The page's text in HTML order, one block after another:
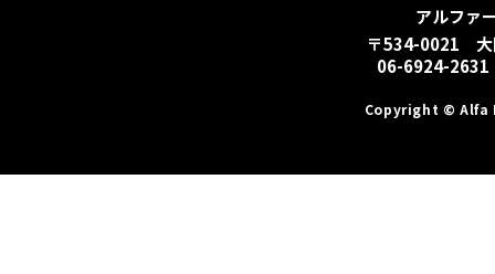
アルファ
〒534-0021 大
06-6924-
Copyright © Alfa